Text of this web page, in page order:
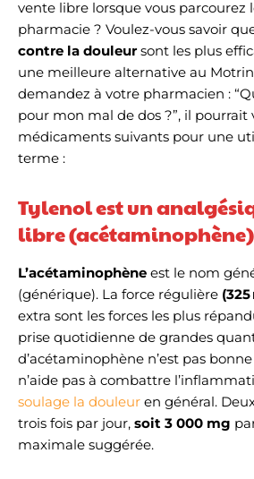
vente libre lorsque vous parcourez
pharmacie ? Voulez-vous savoir
contre la douleursont les plus
une meilleure alternative au Motrin
demandez à votre pharmacien :
pour mon mal de dos ?”, il pourrait
médicaments suivants pour une
terme :
Tylenol est un
libre
L’acétaminophène est le nom
(générique). La force régulière
extra sont les forces les plus
prise quotidienne de grandes
d’acétaminophène n’est pas bonne
n’aide pas à combattre
soulage la douleur en général.
trois fois par jour, soit 3 000 mg
maximale suggérée.